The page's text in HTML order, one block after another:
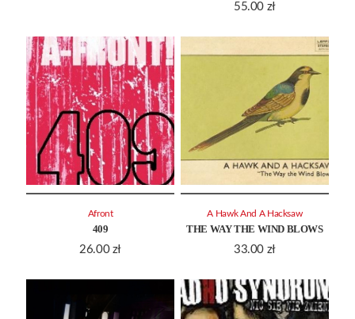
55.00 zł
409
26.00 zł
Afront
THE WAY THE WIND BLOWS
33.00 zł
A Hawk And A Hacksaw